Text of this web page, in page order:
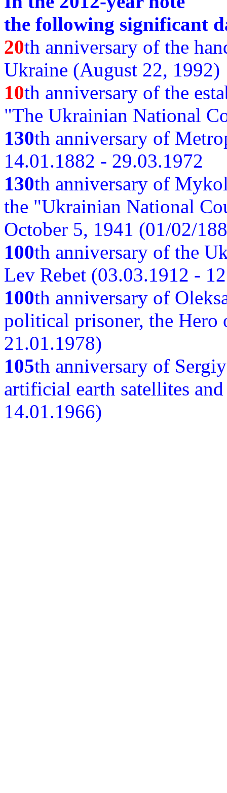
the following significant
20th anniversary of the
Ukraine (August 22, 1992)
10th anniversary of the
"The Ukrainian National
130th anniversary of
14.01.1882 - 29.03.1972
130th anniversary of
the "Ukrainian National
October 5, 1941 (01/02/
100th anniversary of the
Lev Rebet (03.03.1912 -
100th anniversary of
political prisoner, the
21.01.1978)
105th anniversary of
artificial earth satellites
14.01.1966)